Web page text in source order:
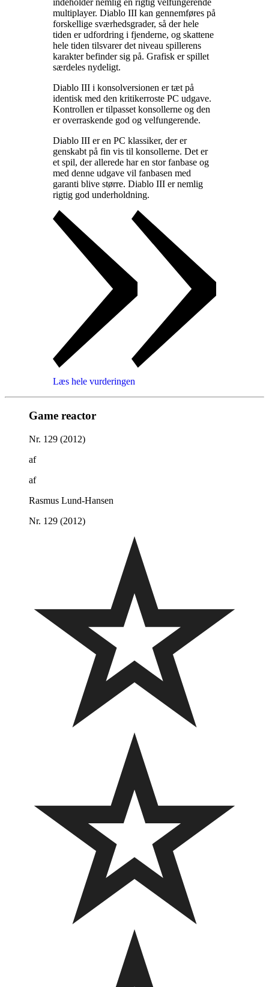
indeholder nemlig en rigtig velfungerende
multiplayer. Diablo III kan gennemføres på
forskellige sværhedsgrader, så der hele
tiden er udfordring i fjenderne, og skattene
hele tiden tilsvarer det niveau spillerens
karakter befinder sig på. Grafisk er spillet
særdeles nydeligt.
Diablo III i konsolversionen er tæt på
identisk med den kritikerroste PC udgave.
Kontrollen er tilpasset konsollerne og den
er overraskende god og velfungerende.
Diablo III er en PC klassiker, der er
genskabt på fin vis til konsollerne. Det er
et spil, der allerede har en stor fanbase og
med denne udgave vil fanbasen med
garanti blive større. Diablo III er nemlig
rigtig god underholdning.
Læs hele vurderingen
Game reactor
Nr. 129 (2012)
af
af
Rasmus Lund-Hansen
Nr. 129 (2012)